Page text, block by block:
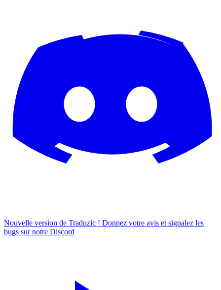
Nouvelle version de Traduzic ! Donnez votre avis et signalez les
bugs sur notre Discord